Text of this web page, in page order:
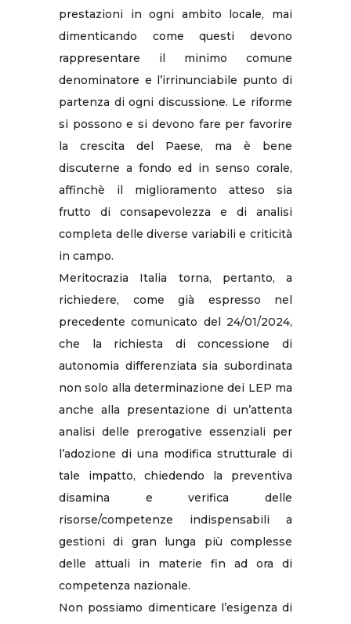
prestazioni in ogni ambito locale, mai
dimenticando come questi devono
rappresentare il minimo comune
denominatore e l’irrinunciabile punto di
partenza di ogni discussione. Le riforme
si possono e si devono fare per favorire
la crescita del Paese, ma è bene
discuterne a fondo ed in senso corale,
affinchè il miglioramento atteso sia
frutto di consapevolezza e di analisi
completa delle diverse variabili e criticità
in campo.
Meritocrazia Italia torna, pertanto, a
richiedere, come già espresso nel
precedente comunicato del 24/01/2024,
che la richiesta di concessione di
autonomia differenziata sia subordinata
non solo alla determinazione dei LEP ma
anche alla presentazione di un’attenta
analisi delle prerogative essenziali per
l’adozione di una modifica strutturale di
tale impatto, chiedendo la preventiva
disamina e verifica delle
risorse/competenze indispensabili a
gestioni di gran lunga più complesse
delle attuali in materie fin ad ora di
competenza nazionale.
Non possiamo dimenticare l’esigenza di